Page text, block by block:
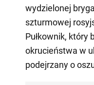
wydzielonej
szturmowej
Pułkownik, który
okrucieństwa w
podejrzany o